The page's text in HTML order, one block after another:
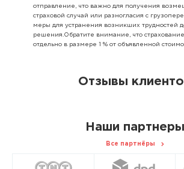
отправление, что важно для получения
страховой случай или разногласия с
меры для устранения возникших трудностей
решения.Обратите внимание, что
отдельно в размере 1 % от объявленной
Отзывы
Наши партнеры
Все партнёры